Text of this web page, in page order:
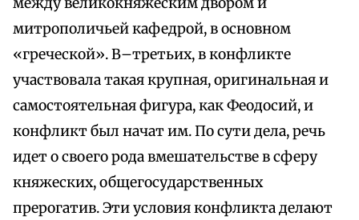
митрополичьей кафедрой, в основном
«греческой». В–третьих, в конфликте
участвовала такая крупная, оригинальная и
самостоятельная фигура, как Феодосий, и
конфликт был начат им. По сути дела, речь
идет о своего рода вмешательстве в сферу
княжеских, общегосударственных
прерогатив. Эти условия конфликта делают